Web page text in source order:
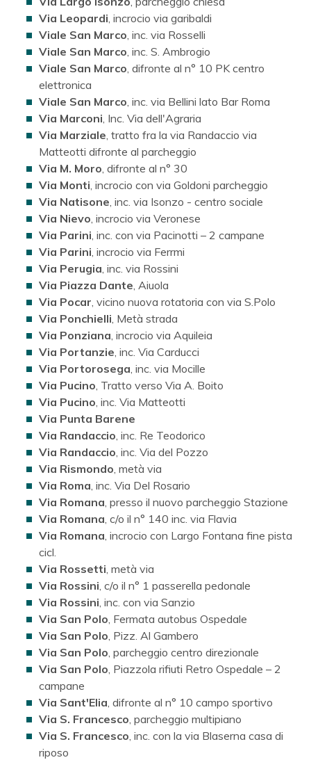
Via Leopardi , incrocio via garibaldi
Viale San Marco , inc. via Rosselli
Viale San Marco , inc. S. Ambrogio
Viale San Marco , difronte al n° 10 PK centro
elettronica
Viale San Marco , inc. via Bellini lato Bar Roma
Via Marconi , Inc. Via dell'Agraria
Via Marziale , tratto fra la via Randaccio via
Matteotti difronte al parcheggio
Via M. Moro , difronte al n° 30
Via Monti , incrocio con via Goldoni parcheggio
Via Natisone , inc. via Isonzo - centro sociale
Via Nievo , incrocio via Veronese
Via Parini , inc. con via Pacinotti – 2 campane
Via Parini , incrocio via Ferrmi
Via Perugia , inc. via Rossini
Via Piazza Dante , Aiuola
Via Pocar , vicino nuova rotatoria con via S.Polo
Via Ponchielli , Metà strada
Via Ponziana , incrocio via Aquileia
Via Portanzie , inc. Via Carducci
Via Portorosega , inc. via Mocille
Via Pucino , Tratto verso Via A. Boito
Via Pucino , inc. Via Matteotti
Via Punta Barene
Via Randaccio , inc. Re Teodorico
Via Randaccio , inc. Via del Pozzo
Via Rismondo , metà via
Via Roma , inc. Via Del Rosario
Via Romana , presso il nuovo parcheggio Stazione
Via Romana , c/o il n° 140 inc. via Flavia
Via Romana , incrocio con Largo Fontana fine pista
cicl.
Via Rossetti , metà via
Via Rossini , c/o il n° 1 passerella pedonale
Via Rossini , inc. con via Sanzio
Via San Polo , Fermata autobus Ospedale
Via San Polo , Pizz. Al Gambero
Via San Polo , parcheggio centro direzionale
Via San Polo , Piazzola rifiuti Retro Ospedale – 2
campane
Via Sant'Elia , difronte al n° 10 campo sportivo
Via S. Francesco , parcheggio multipiano
Via S. Francesco , inc. con la via Blaserna casa di
riposo